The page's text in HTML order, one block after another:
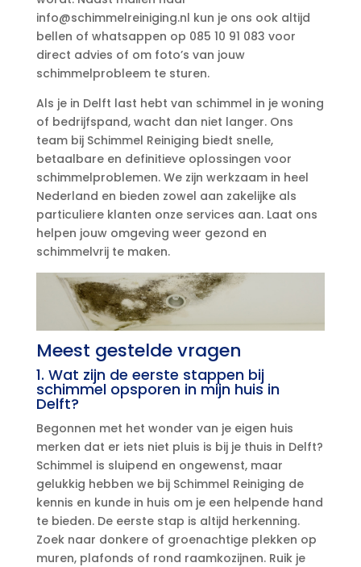
info@schimmelreiniging.​nl kun je ons ook altijd
bellen of whatsappen op 085 10 91 083 voor
direct advies of om foto’s van jouw
schimmelprobleem te sturen.​
Als je in Delft last hebt van schimmel in je woning
of bedrijfspand, wacht dan niet langer.​ Ons
team bij Schimmel Reiniging biedt snelle,
betaalbare en definitieve oplossingen voor
schimmelproblemen.​ We zijn werkzaam in heel
Nederland en bieden zowel aan zakelijke als
particuliere klanten onze services aan.​ Laat ons
helpen jouw omgeving weer gezond en
schimmelvrij te maken.​
Meest gestelde vragen
1.​ Wat zijn de eerste stappen bij
schimmel opsporen in mijn huis in
Delft?
Begonnen met het wonder van je eigen huis
merken dat er iets niet pluis is bij je thuis in Delft?
Schimmel is sluipend en ongewenst, maar
gelukkig hebben we bij Schimmel Reiniging de
kennis en kunde in huis om je een helpende hand
te bieden.​ De eerste stap is altijd herkenning.​
Zoek naar donkere of groenachtige plekken op
muren, plafonds of rond raamkozijnen.​ Ruik je